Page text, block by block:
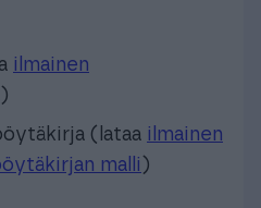
ilmainen
)
(lataa ilmainen
malli )